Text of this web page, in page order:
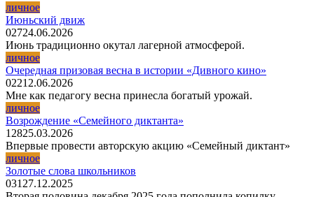
личное
Июньский движ
02724.06.2026
Июнь традиционно окутал лагерной атмосферой.
личное
Очередная призовая весна в истории «Дивного кино»
02212.06.2026
Мне как педагогу весна принесла богатый урожай.
личное
Возрождение «Семейного диктанта»
1 2825.03.2026
Впервые провести авторскую акцию «Семейный диктант»
личное
Золотые слова школьников
031 27.12.2025